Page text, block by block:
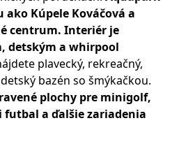
Kúpele Kováčová a
centrum. Interiér je
detským a whirpool
plavecký, rekreačný,
bazén so šmýkačkou.
plochy pre minigolf,
a ďalšie zariadenia